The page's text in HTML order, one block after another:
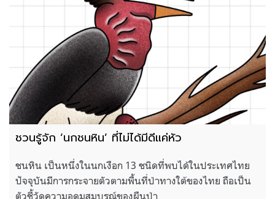
ชวนรู้จัก ‘นกชนหิน’ ที่ไม่ได้มีดีแค่หัว
ชนหิน เป็นหนึ่งในนกเงือก 13 ชนิดที่พบได้ในประเทศไทย
ปัจจุบันมีการกระจายตัวตามพื้นที่ป่าทางใต้ของไทย ถือเป็น
ตัวชี้วัดความอุดมสมบูรณ์ของผืนป่า